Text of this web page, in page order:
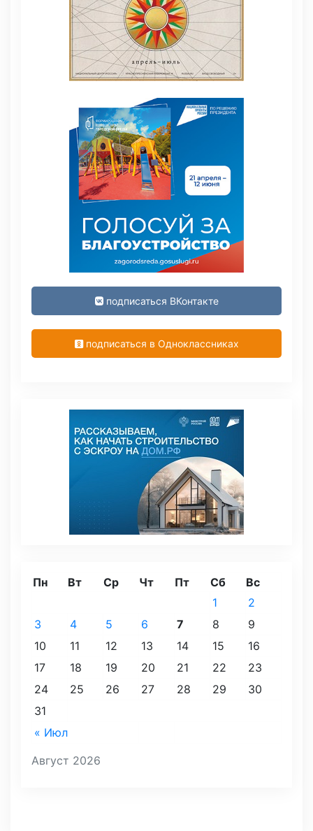
подписаться ВКонтакте
подписаться в Одноклассниках
Август 2026
Пн Вт Ср Чт Пт Сб Вс
« Июл
1
2
3
4 5 6 7 8
9
10
11 12 13 14 15
16
17
18 19 20 21 22
23
24
25 26 27 28 29
30
31